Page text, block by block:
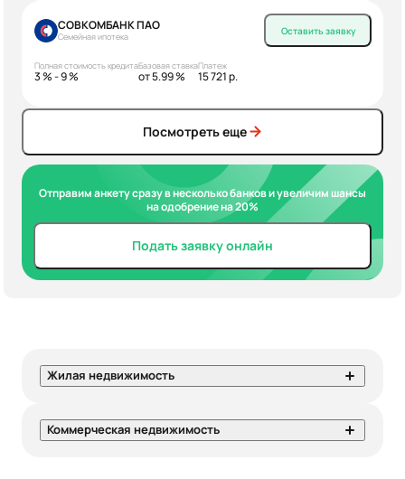
СОВКОМБАНК ПАО
Семейная ипотека
Полная стоимость кредита
3 % - 9 %
Базовая ставка
от 5.99 %
Платеж
15 721 р.
Оставить заявку
Посмотреть еще
Отправим анкету сразу в несколько банков и увеличим шансы
на одобрение на 20%
Подать заявку онлайн
Жилая недвижимость
Коммерческая недвижимость